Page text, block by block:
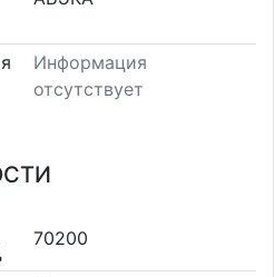
Информация
отсутствует
70200